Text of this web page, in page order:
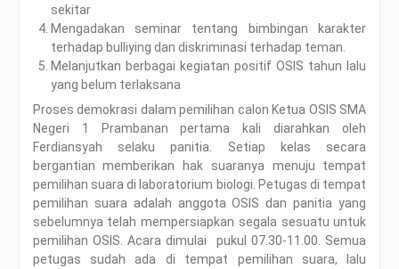
sekitar
Mengadakan seminar tentang bimbingan karakter
terhadap bulliying dan diskriminasi terhadap teman.
Melanjutkan berbagai kegiatan positif OSIS tahun lalu
yang belum terlaksana
Proses demokrasi dalam pemilihan calon Ketua OSIS SMA
Negeri 1 Prambanan pertama kali diarahkan oleh
Ferdiansyah selaku panitia. Setiap kelas secara
bergantian memberikan hak suaranya menuju tempat
pemilihan suara di laboratorium biologi. Petugas di tempat
pemilihan suara adalah anggota OSIS dan panitia yang
sebelumnya telah mempersiapkan segala sesuatu untuk
pemilihan OSIS. Acara dimulai pukul 07.30-11.00. Semua
petugas sudah ada di tempat pemilihan suara, lalu